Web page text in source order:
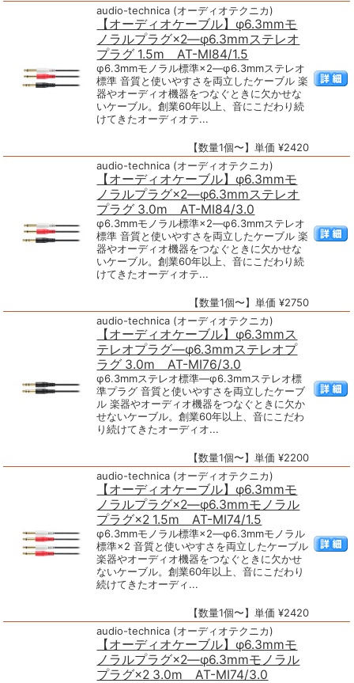
audio-technica (オーディオテクニカ)
【オーディオケーブル】φ6.3mmモ
ノラルプラグ×2―φ6.3mmステレオ
プラグ 1.5m AT-MI84/1.5
φ6.3mmモノラル標準×2―φ6.3mmステレオ
標準 音質と使いやすさを両立したケーブル 楽
器やオーディオ機器をつなぐときに欠かせな
いケーブル。創業60年以上、音にこだわり続
けてきたオーディオテ...
【数量1個〜】単価 ¥2420
audio-technica (オーディオテクニカ)
【オーディオケーブル】φ6.3mmモ
ノラルプラグ×2―φ6.3mmステレオ
プラグ 3.0m AT-MI84/3.0
φ6.3mmモノラル標準×2―φ6.3mmステレオ
標準 音質と使いやすさを両立したケーブル 楽
器やオーディオ機器をつなぐときに欠かせな
いケーブル。創業60年以上、音にこだわり続
けてきたオーディオテ...
【数量1個〜】単価 ¥2750
audio-technica (オーディオテクニカ)
【オーディオケーブル】φ6.3mmス
テレオプラグ―φ6.3mmステレオプ
ラグ 3.0m AT-MI76/3.0
φ6.3mmステレオ標準―φ6.3mmステレオ標
準プラグ 音質と使いやすさを両立したケーブ
ル 楽器やオーディオ機器をつなぐときに欠か
せないケーブル。創業60年以上、音にこだわ
り続けてきたオーディオ...
【数量1個〜】単価 ¥2200
audio-technica (オーディオテクニカ)
【オーディオケーブル】φ6.3mmモ
ノラルプラグ×2―φ6.3mmモノラル
プラグ×2 1.5m AT-MI74/1.5
φ6.3mmモノラル標準×2―φ6.3mmモノラル
標準×2 音質と使いやすさを両立したケーブル
楽器やオーディオ機器をつなぐときに欠かせ
ないケーブル。創業60年以上、音にこだわり
続けてきたオーディ...
【数量1個〜】単価 ¥2420
audio-technica (オーディオテクニカ)
【オーディオケーブル】φ6.3mmモ
ノラルプラグ×2―φ6.3mmモノラル
プラグ×2 3.0m AT-MI74/3.0